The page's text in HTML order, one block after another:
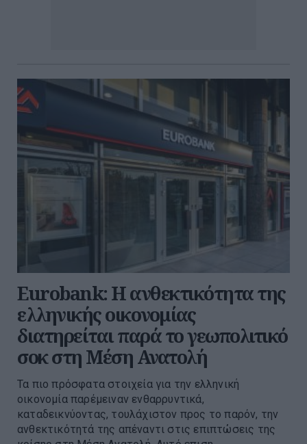
Eurobank: Η ανθεκτικότητα της
ελληνικής οικονομίας
διατηρείται παρά το γεωπολιτικό
σοκ στη Μέση Ανατολή
Τα πιο πρόσφατα στοιχεία για την ελληνική
οικονομία παρέμειναν ενθαρρυντικά,
καταδεικνύοντας, τουλάχιστον προς το παρόν, την
ανθεκτικότητά της απέναντι στις επιπτώσεις της